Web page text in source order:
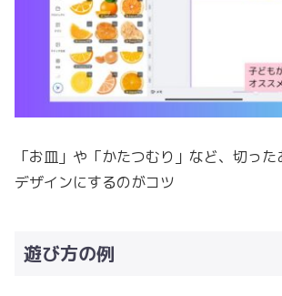
「お皿」や「かたつむり」など、切っ
デザインにするのがコツ
遊び方の例